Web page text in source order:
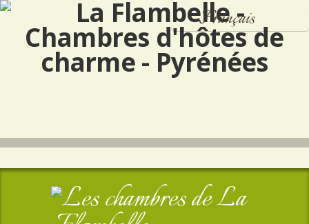
Français
Español
English